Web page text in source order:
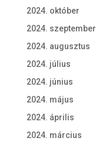
2024. október
2024. szeptember
2024. augusztus
2024. július
2024. június
2024. május
2024. április
2024. március